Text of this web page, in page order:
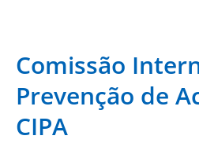
Comissão
Prevenção de
CIPA